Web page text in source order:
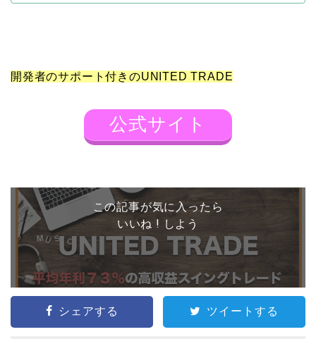
開発者のサポート付きのUNITED TRADE
公式サイト
この記事が気に入ったら
いいね ! しよう
シェアする ツイートする